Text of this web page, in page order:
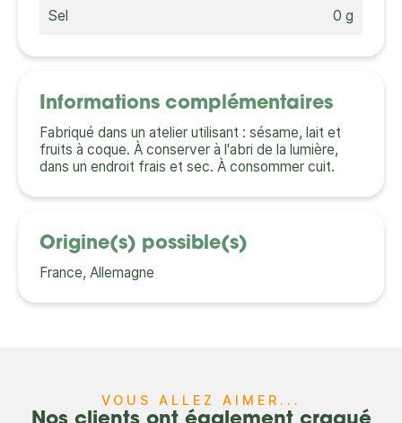
Sel 0 g
Informations complémentaires
Fabriqué dans un atelier utilisant : sésame, lait et
fruits à coque. À conserver à l'abri de la lumière,
dans un endroit frais et sec. À consommer cuit.
Origine(s) possible(s)
France, Allemagne
VOUS ALLEZ AIMER...